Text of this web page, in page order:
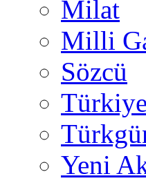
Milat
Milli
Sözcü
Türkiye
Yeni